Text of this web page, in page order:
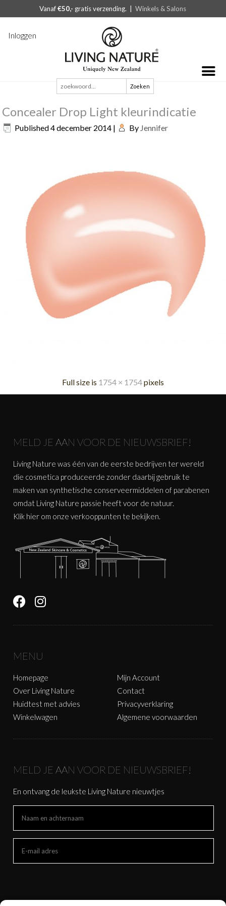
Vanaf€50,- gratis verzending. |Winkels & Salons
Inloggen
Zoeken
naar:
Concealer Drop Light kleurindicatie
Published4 december 2014 | By Jennifer
Full size is 1754 × 1754pixels
MELD JE AAN VOOR DE NIEUWSBRIEF!
Living Nature was één van de eerste bedrijven ter wereld
die cosmetica produceerde zonder daarbij gebruik te
maken van synthetische conserveermiddelen of parabenen
omdat Living Nature passie heeft voor de natuur.
Klik hier om onze verkooppunten te bekijken.
MENU
Homepage
Over Living Nature
Huidtest met advies
Winkelwagen
Mijn Account
Contact
Privacyverklaring
Algemene voorwaarden
MELD JE AAN VOOR DE NIEUWSBRIEF!
En ontvang de leukste Living Nature nieuwtjes